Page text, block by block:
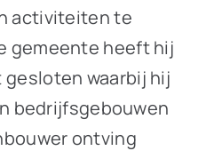
activiteiten te
gemeente heeft hij
waarbij hij
bedrijfsgebouwen
ontving